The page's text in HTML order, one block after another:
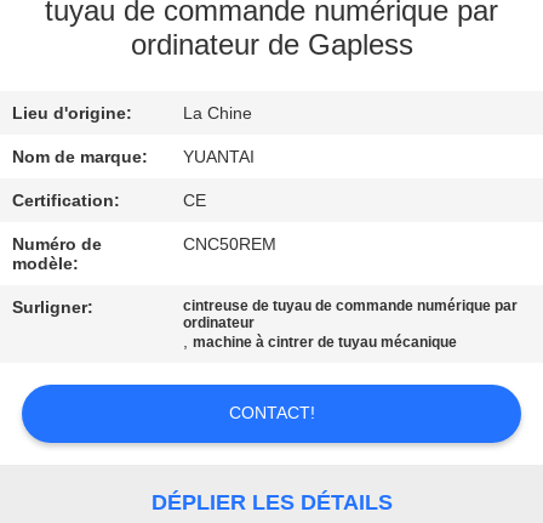
CONTRÔLE
QUALITÉ
CONTACTEZ-
NOUS
NOUVELLES
DEMANDEZ
UNE
tuyau de commande numérique par
ordinateur de Gapless
Lieu d'origine: La Chine
Nom de marque: YUANTAI
Certification: CE
Numéro de
modèle:
CNC50REM
Surligner:
cintreuse de tuyau de commande numérique par
ordinateur
,machine à cintrer de tuyau mécanique
CONTACT!
DÉPLIER LES DÉTAILS